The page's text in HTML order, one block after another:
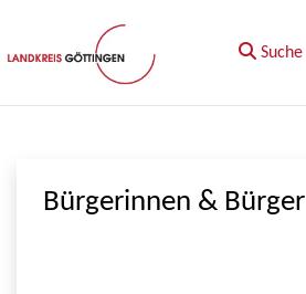
Zum Hauptinhalt springen
Suche
Bürgerinnen & Bürger